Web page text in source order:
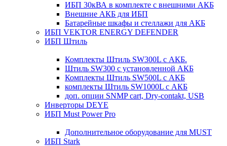
ИБП 30кВА в комплекте с внешними АКБ
Внешние АКБ для ИБП
Батарейные шкафы и стеллажи для АКБ
ИБП VEKTOR ENERGY DEFENDER
ИБП Штиль
Комплекты Штиль SW300L с АКБ.
Штиль SW300 с установленной АКБ
Комплекты Штиль SW500L с АКБ
комплекты Штиль SW1000L с АКБ
доп. опции SNMP cart, Dry-contakt, USB
Инверторы DEYE
ИБП Must Power Pro
Дополнительное оборудование для MUST
ИБП Stark